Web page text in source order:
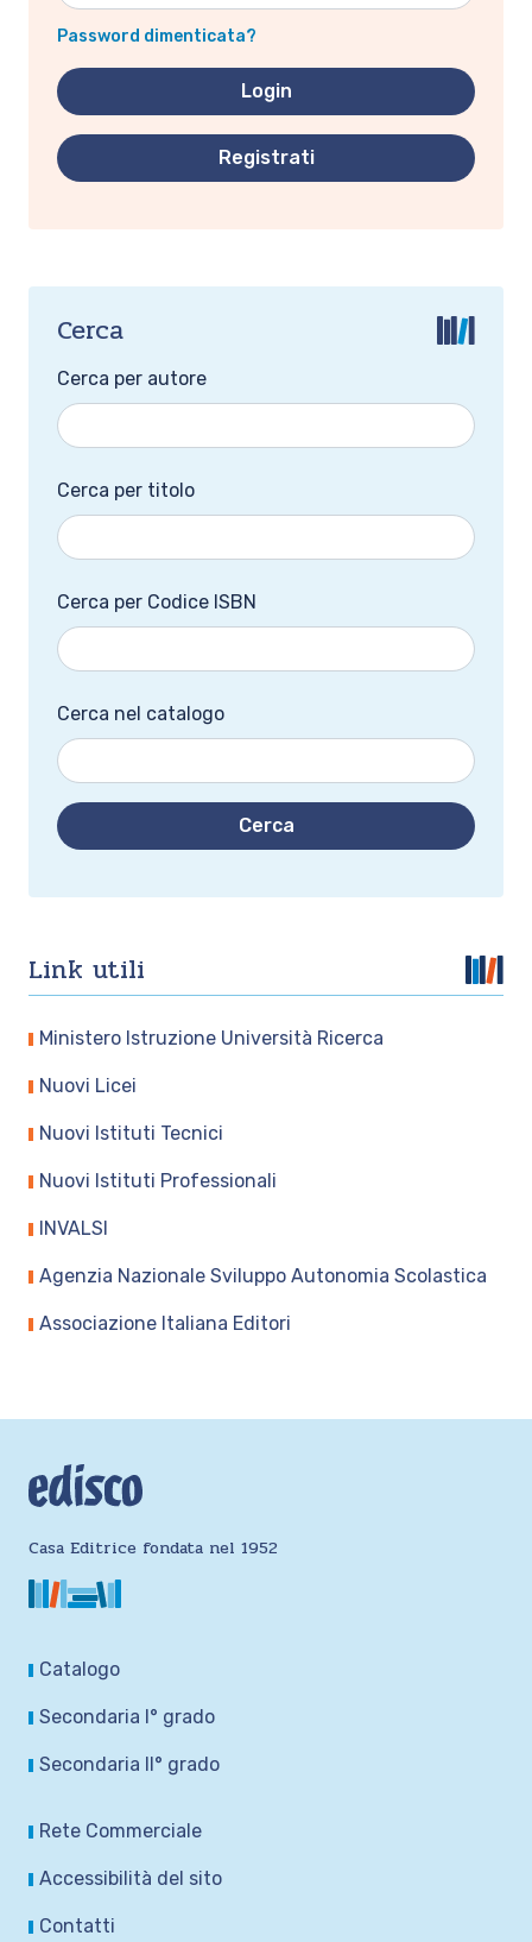
Password dimenticata?
Registrati
Cerca
Cerca per autore
Cerca per titolo
Cerca per Codice ISBN
Cerca nel catalogo
Cerca
Link utili
Ministero Istruzione Università Ricerca
Nuovi Licei
Nuovi Istituti Tecnici
Nuovi Istituti Professionali
INVALSI
Agenzia Nazionale Sviluppo Autonomia Scolastica
Associazione Italiana Editori
Casa Editrice fondata nel 1952
Catalogo
Secondaria I° grado
Secondaria II° grado
Rete Commerciale
Accessibilità del sito
Contatti